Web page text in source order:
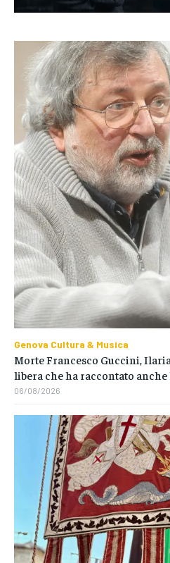
Genova Cultura & Musica
Morte Francesco Guccini,
libera che ha raccontato anche
06/08/2026